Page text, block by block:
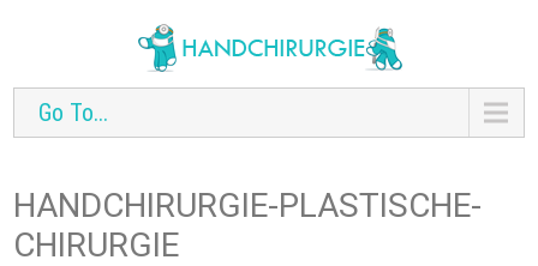
Go To...
HANDCHIRURGIE-PLASTISCHE-
CHIRURGIE